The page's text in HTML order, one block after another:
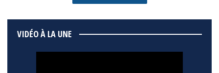
VIDÉO À LA UNE